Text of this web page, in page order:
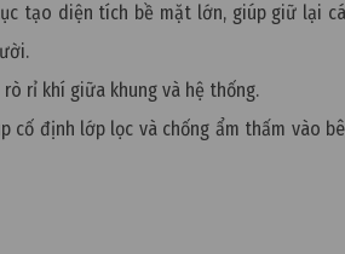
tạo diện tích bề mặt lớn, giúp giữ lại
rỉ khí giữa khung và hệ thống.
cố định lớp lọc và chống ẩm thấm vào